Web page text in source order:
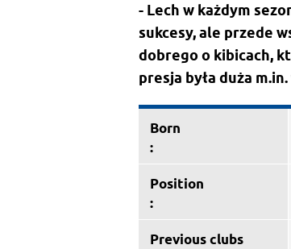
- Lech w każdym
sukcesy, ale przede
dobrego o kibicach,
presja była duża
Born
:
Position
:
Previous clubs